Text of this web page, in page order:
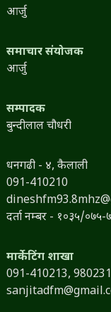
आर्जु
समाचार संयोजक
आर्जु
सम्पादक
बुन्दीलाल चौधरी
धनगढी - ४, कैलाली
091-410210
दर्ता नम्बर - १०३५/०७५-
मार्केटिंग शाखा
091-410213,